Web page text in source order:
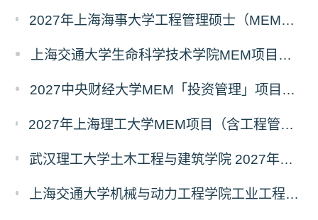
2027年上海海事大学工程管理硕士（MEM）宁波产教融合研究生培养项目
上海交通大学生命科学技术学院MEM项目全新介绍
2027中央财经大学MEM「投资管理」项目招生专题正式上线
2027年上海理工大学MEM项目（含工程管理、工业工程与管理、物流工程与管理）奖助学金政策发布
武汉理工大学土木工程与建筑学院 2027年工程管理硕士（MEM）招生简章
上海交通大学机械与动力工程学院工业工程学科硕士生招生专业及统考科目调整公告